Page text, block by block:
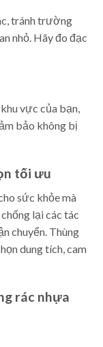
tránh trường
nhỏ. Hãy đo đạc
vực của bạn,
bảo không bị
tối ưu
sức khỏe mà
lại các tác
chuyển. Thùng
dung tích, cam
rác nhựa